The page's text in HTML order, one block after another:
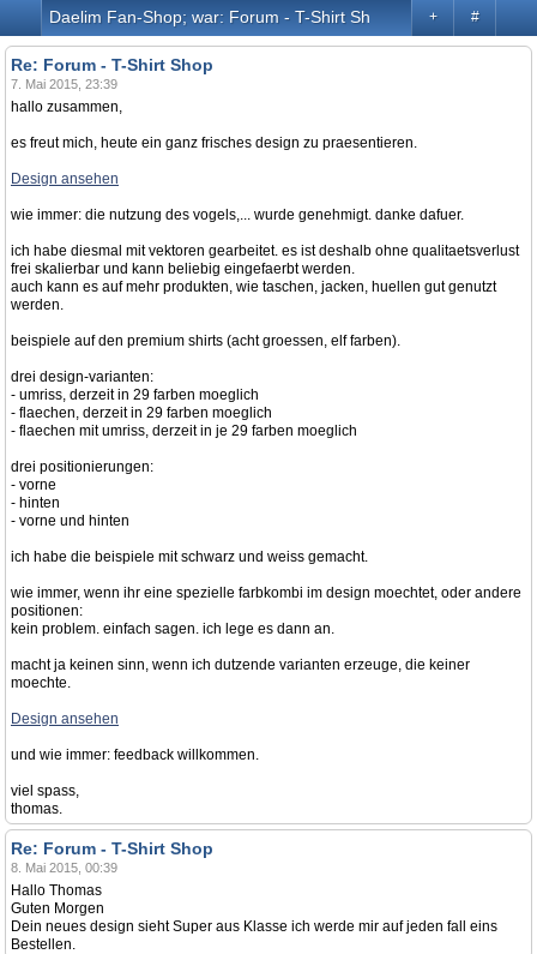
#
+
Daelim Fan-Shop; war: Forum - T-Shirt Shop
Re: Forum - T-Shirt Shop
7. Mai 2015, 23:39
hallo zusammen,
es freut mich, heute ein ganz frisches design zu praesentieren.
Design ansehen
wie immer: die nutzung des vogels,... wurde genehmigt. danke dafuer.
ich habe diesmal mit vektoren gearbeitet. es ist deshalb ohne qualitaetsverlust
frei skalierbar und kann beliebig eingefaerbt werden.
auch kann es auf mehr produkten, wie taschen, jacken, huellen gut genutzt
werden.
beispiele auf den premium shirts (acht groessen, elf farben).
drei design-varianten:
- umriss, derzeit in 29 farben moeglich
- flaechen, derzeit in 29 farben moeglich
- flaechen mit umriss, derzeit in je 29 farben moeglich
drei positionierungen:
- vorne
- hinten
- vorne und hinten
ich habe die beispiele mit schwarz und weiss gemacht.
wie immer, wenn ihr eine spezielle farbkombi im design moechtet, oder andere
positionen:
kein problem. einfach sagen. ich lege es dann an.
macht ja keinen sinn, wenn ich dutzende varianten erzeuge, die keiner
moechte.
Design ansehen
und wie immer: feedback willkommen.
viel spass,
thomas.
Re: Forum - T-Shirt Shop
8. Mai 2015, 00:39
Hallo Thomas
Guten Morgen
Dein neues design sieht Super aus Klasse ich werde mir auf jeden fall eins
Bestellen.